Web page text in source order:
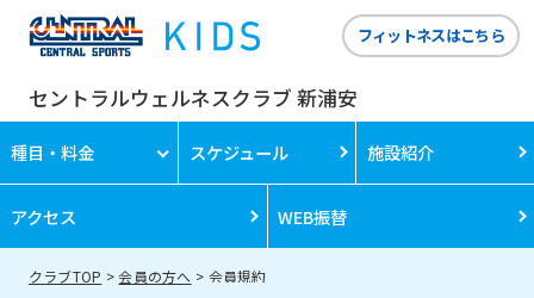
セントラルウェルネスクラブ 新浦安
フィットネスはこちら
種目・料金 スケジュール 施設紹介
アクセス WEB振替
クラブTOP 会員の方へ 会員規約